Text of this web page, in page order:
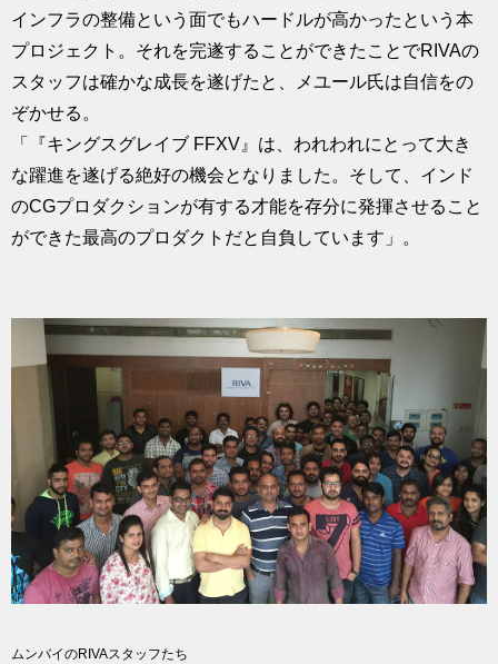
インフラの整備という面でもハードルが高かったという本
プロジェクト。それを完遂することができたことでRIVAの
スタッフは確かな成長を遂げたと、メユール氏は自信をの
ぞかせる。
「『キングスグレイブ FFXV』は、われわれにとって大き
な躍進を遂げる絶好の機会となりました。そして、インド
のCGプロダクションが有する才能を存分に発揮させること
ができた最高のプロダクトだと自負しています」。
ムンバイのRIVAスタッフたち